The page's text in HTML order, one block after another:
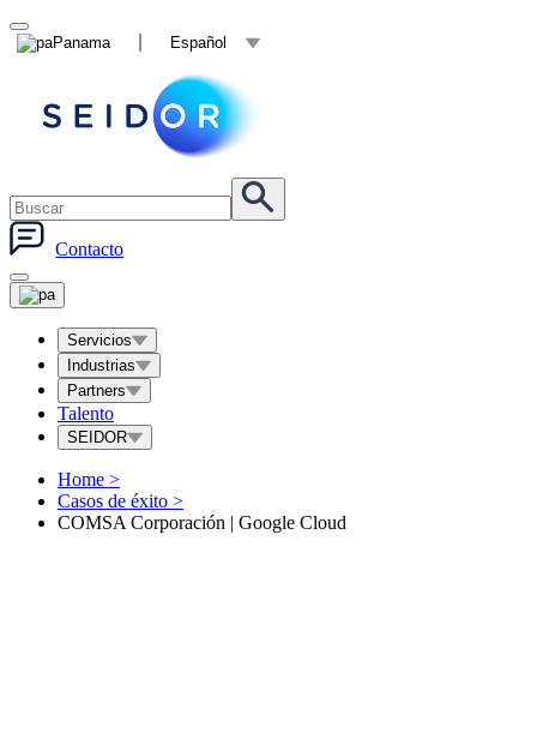
Panama Español
Contacto
Servicios
Industrias
Partners
Talento
SEIDOR
Home >
Casos de éxito >
COMSA Corporación | Google Cloud